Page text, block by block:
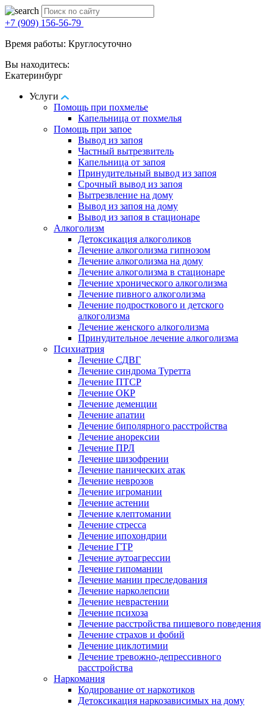
+7 (909) 156-56-79
Время работы: Круглосуточно
Вы находитесь:
Екатеринбург
Услуги
Помощь при похмелье
Капельница от похмелья
Помощь при запое
Вывод из запоя
Частный вытрезвитель
Капельница от запоя
Принудительный вывод из запоя
Срочный вывод из запоя
Вытрезвление на дому
Вывод из запоя на дому
Вывод из запоя в стационаре
Алкоголизм
Детоксикация алкоголиков
Лечение алкоголизма гипнозом
Лечение алкоголизма на дому
Лечение алкоголизма в стационаре
Лечение хронического алкоголизма
Лечение пивного алкоголизма
Лечение подросткового и детского
алкоголизма
Лечение женского алкоголизма
Принудительное лечение алкоголизма
Психиатрия
Лечение СДВГ
Лечение синдрома Туретта
Лечение ПТСР
Лечение ОКР
Лечение деменции
Лечение апатии
Лечение биполярного расстройства
Лечение анорексии
Лечение ПРЛ
Лечение шизофрении
Лечение панических атак
Лечение неврозов
Лечение игромании
Лечение астении
Лечение клептомании
Лечение стресса
Лечение ипохондрии
Лечение ГТР
Лечение аутоагрессии
Лечение гипомании
Лечение мании преследования
Лечение нарколепсии
Лечение неврастении
Лечение психоза
Лечение расстройства пищевого поведения
Лечение страхов и фобий
Лечение циклотимии
Лечение тревожно-депрессивного
расстройства
Наркомания
Кодирование от наркотиков
Детоксикация наркозависимых на дому